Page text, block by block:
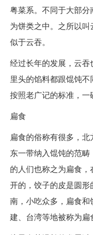
粤菜系。不同于大部分
为饼类之中。之所以
似于云吞。
经过长年的发展，云
里头的馅料都跟馄饨不
按照老广记的标准，一
扁食
扁食的俗称有很多，
东一带纳入馄饨的范
的人们也称之为扁食
开的，饺子的皮是圆
南，小吃众多，扁食
建、台湾等地被称为扁